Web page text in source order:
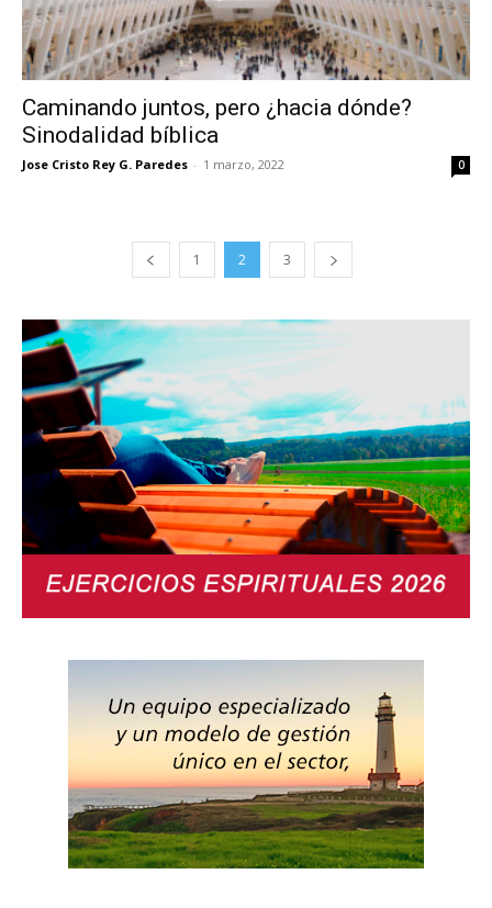
Caminando juntos, pero ¿hacia dónde?
Sinodalidad bíblica
Jose Cristo Rey G. Paredes - 1 marzo, 2022 0
1 2 3